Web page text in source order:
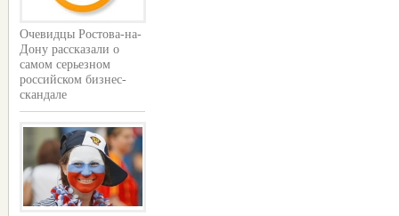
Очевидцы Ростова-на-
Дону рассказали о
самом серьезном
российском бизнес-
скандале